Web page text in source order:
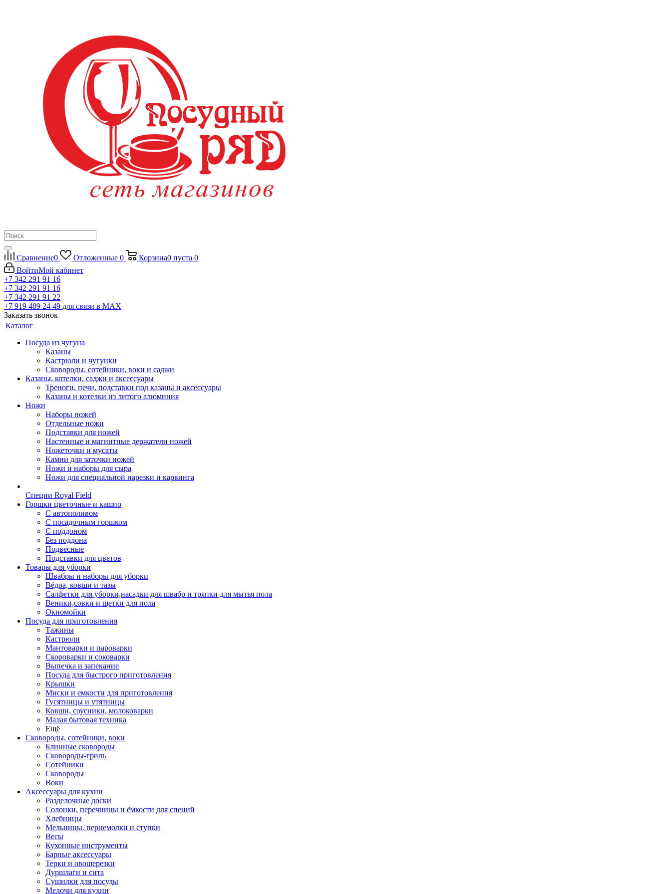
Сравнение0 Отложенные 0 Корзина0 пуста 0
ВойтиМой кабинет
+7 342 291 91 16
+7 342 291 91 16
+7 342 291 91 22
+7 919 489 24 49 для связи в МАХ
Заказать звонок
Каталог
Посуда из чугуна
Казаны
Кастрюли и чугунки
Сковороды, сотейники, воки и саджи
Казаны, котелки, саджи и аксессуары
Треноги, печи, подставки под казаны и аксессуары
Казаны и котелки из литого алюминия
Ножи
Наборы ножей
Отдельные ножи
Подставки для ножей
Настенные и магнитные держатели ножей
Ножеточки и мусаты
Камни для заточки ножей
Ножи и наборы для сыра
Ножи для специальной нарезки и карвинга
Специи Royal Field
Горшки цветочные и кашпо
С автополивом
С посадочным горшком
С поддоном
Без поддона
Подвесные
Подставки для цветов
Товары для уборки
Швабры и наборы для уборки
Вёдра, ковши и тазы
Салфетки для уборки,насадки для швабр и тряпки для мытья пола
Веники,совки и щетки для пола
Окномойки
Посуда для приготовления
Тажины
Кастрюли
Мантоварки и пароварки
Скороварки и соковарки
Выпечка и запекание
Посуда для быстрого приготовления
Крышки
Миски и емкости для приготовления
Гусятницы и утятницы
Ковши, соусники, молоковарки
Малая бытовая техника
Ещё
Сковороды, сотейники, воки
Блинные сковороды
Сковороды-гриль
Сотейники
Сковороды
Воки
Аксессуары для кухни
Разделочные доски
Солонки, перечницы и ёмкости для специй
Хлебницы
Мельницы. перцемолки и ступки
Весы
Кухонные инструменты
Барные аксессуары
Терки и овощерезки
Дуршлаги и сита
Сушилки для посуды
Мелочи для кухни